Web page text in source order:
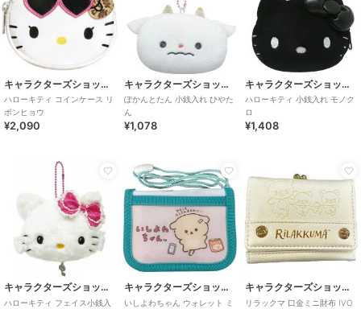
キャラクターズショップ ラフラフ
ハローキティ コインケース リ
ボンヒョウ
¥2,090
キャラクターズショップ ラフラフ
ぽかんとたん 小銭入れ ひやた
ん
¥1,078
キャラクターズショップ ラフラフ
ハローキティ 小銭入れ モノク
ロ
¥1,408
キャラクターズショップ ラフラフ
ハローキティ フェイス小銭入
キャラクターズショップ ラフラフ
いしよわちゃん ウォレット ミ
キャラクターズショップ ラフラフ
リラックマ 口金ミニ財布 IVO